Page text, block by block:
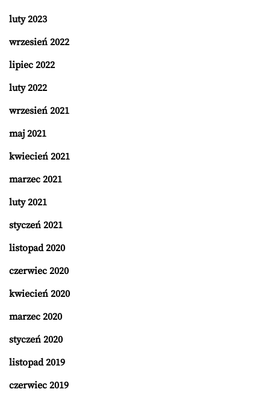
luty 2023
wrzesień 2022
lipiec 2022
luty 2022
wrzesień 2021
maj 2021
kwiecień 2021
marzec 2021
luty 2021
styczeń 2021
listopad 2020
czerwiec 2020
kwiecień 2020
marzec 2020
styczeń 2020
listopad 2019
czerwiec 2019